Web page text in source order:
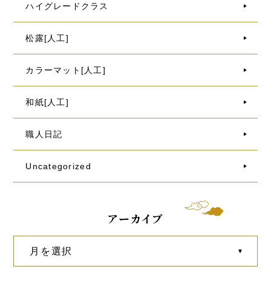
ハイグレードクラス
松露[人工]
カラーマット[人工]
和紙[人工]
職人日記
Uncategorized
アーカイブ